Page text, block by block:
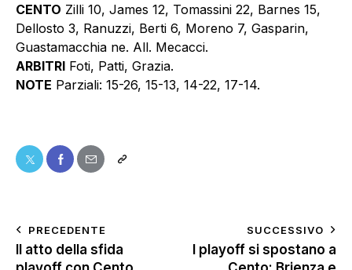
CENTO Zilli 10, James 12, Tomassini 22, Barnes 15,
Dellosto 3, Ranuzzi, Berti 6, Moreno 7, Gasparin,
Guastamacchia ne. All. Mecacci.
ARBITRI Foti, Patti, Grazia.
NOTE Parziali: 15-26, 15-13, 14-22, 17-14.
PRECEDENTE
II atto della sfida
SUCCESSIVO
I playoff si spostano a